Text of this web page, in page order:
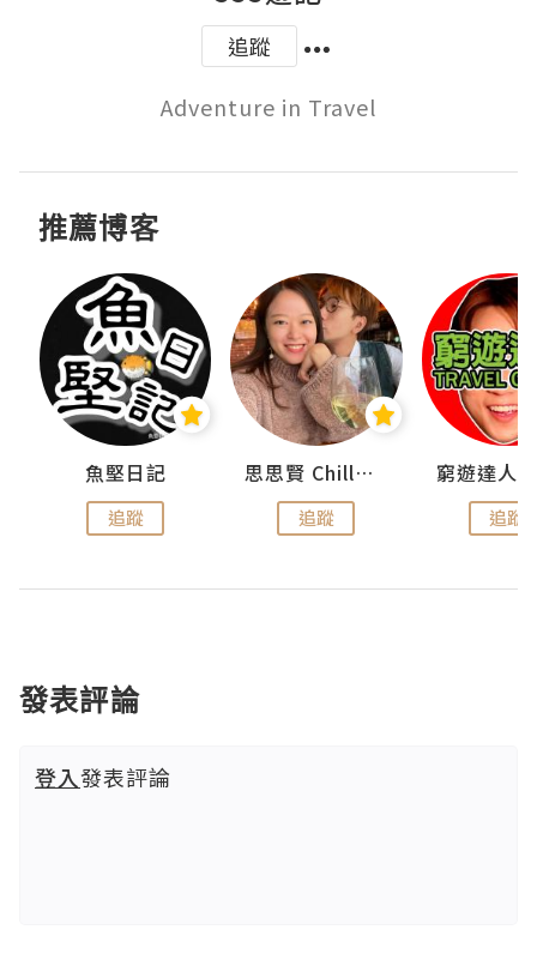
追蹤
Adventure in Travel
推薦博客
魚堅日記
追蹤
思思賢 ChillMyBabe
追蹤 追蹤
發表評論
登入發表評論